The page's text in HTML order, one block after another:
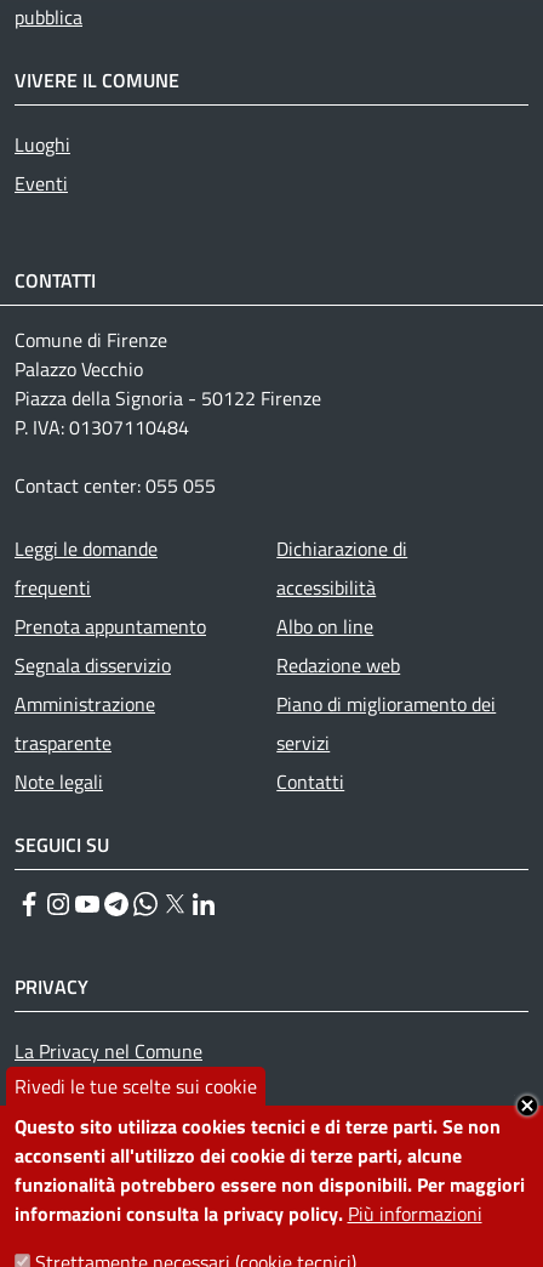
Rivedi le tue scelte sui cookie
Questo sito utilizza cookies tecnici e di terze parti. Se non
acconsenti all'utilizzo dei cookie di terze parti, alcune
funzionalità potrebbero essere non disponibili. Per maggiori
informazioni consulta la privacy policy. Più informazioni
pubblica
VIVERE IL COMUNE
Luoghi
Eventi
CONTATTI
Comune di Firenze
Palazzo Vecchio
Piazza della Signoria - 50122 Firenze
P. IVA: 01307110484
Contact center: 055 055
Footer menu
Leggi le domande
frequenti
Prenota appuntamento
Segnala disservizio
Amministrazione
trasparente
Note legali
Dichiarazione di
accessibilità
Albo on line
Redazione web
Piano di miglioramento dei
servizi
Contatti
SEGUICI SU
Facebook
Instagram
YouTube
Telegram
WhatsApp
Twitter
PRIVACY
Useful links section
La Privacy nel Comune
PRIVACY